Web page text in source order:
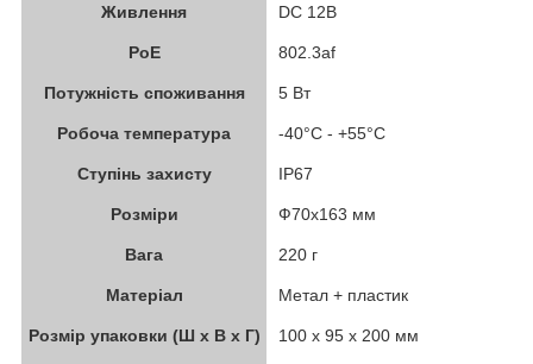
Живлення DC 12В
PoE 802.3af
Потужність споживання 5 Вт
Робоча температура -40°C - +55°C
Ступінь захисту IP67
Розміри Ф70x163 мм
Вага 220 г
Матеріал Метал + пластик
Розмір упаковки (Ш х В х Г) 100 x 95 x 200 мм